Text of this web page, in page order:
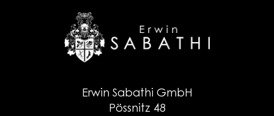
Erwin Sabathi GmbH
Pössnitz 48